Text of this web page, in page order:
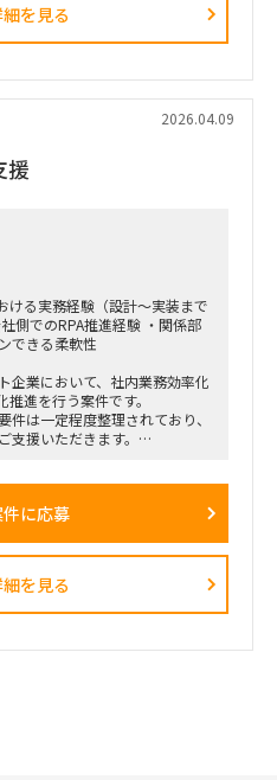
内におらず、既存メンバーが兼
ョン。日次・週次・月次の各頻
判断し、月末月初に実績を踏ま
含め「最低限の精度が担保さ
いう合意があり、AI／BIと相
作り込み、担当が1人抜けても
を見る
2026.04.09
援
ける実務経験（設計〜実装まで
側でのRPA推進経験 ・関係部
できる柔軟性
企業において、社内業務効率化
進を行う案件です。
は一定程度整理されており、
援いただきます。
備
技術サポート
件に応募
を見る